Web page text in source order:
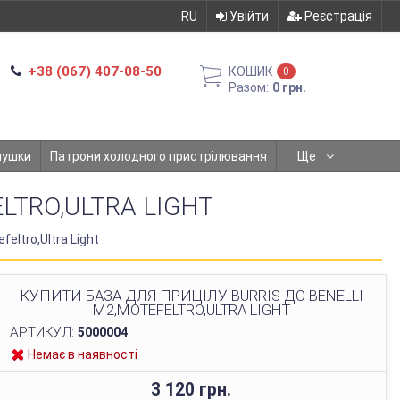
RU Увійти Реєстрація
+38 (067) 407-08-50 КОШИК 0
Разом: 0 грн.
Патрони холодного пристрілювання Ще
LIGHT
Light
КУПИТИ БАЗА ДЛЯ ПРИЦІЛУ BURRIS ДО BENELLI
M2,MOTEFELTRO,ULTRA LIGHT
АРТИКУЛ: 5000004
Немає в наявності
3 120 грн.